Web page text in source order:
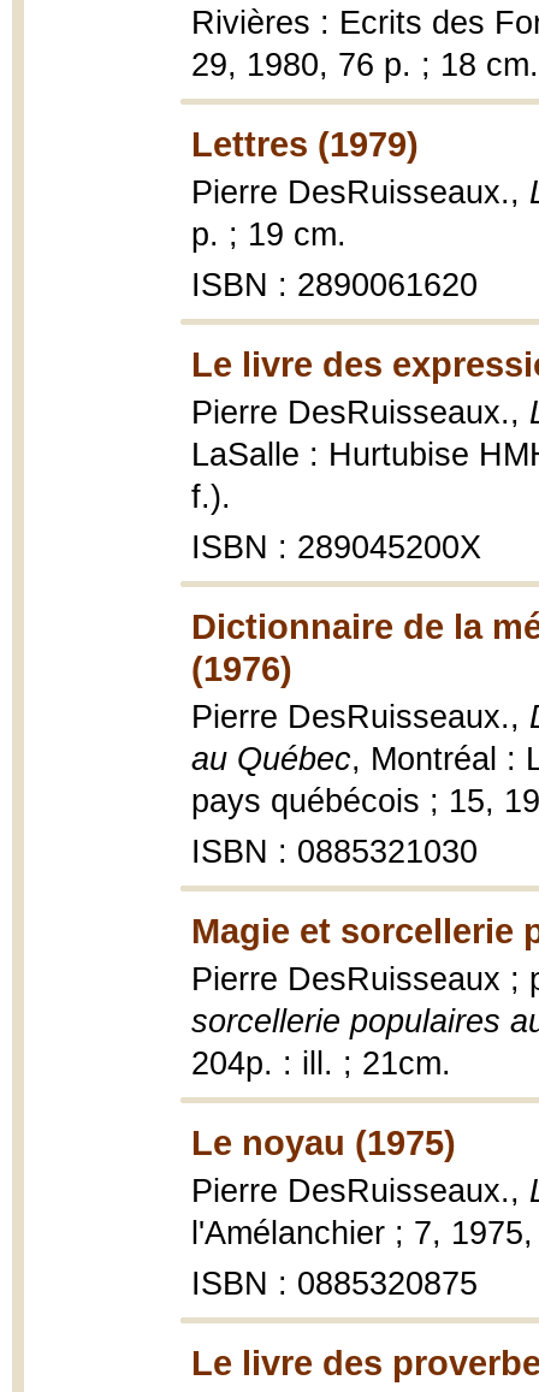
Rivières : Ecrits des
29, 1980, 76 p. ; 18 cm.
Lettres (1979)
Pierre DesRuisseaux.,
p. ; 19 cm.
ISBN : 2890061620
Le livre des
Pierre DesRuisseaux.,
LaSalle : Hurtubise
f.).
ISBN : 289045200X
Dictionnaire de la
(1976)
Pierre DesRuisseaux.,
au Québec, Montréal :
pays québécois ; 15,
ISBN : 0885321030
Magie et sorcellerie
Pierre DesRuisseaux
sorcellerie populaires
204p. : ill. ; 21cm.
Le noyau (1975)
Pierre DesRuisseaux.,
l'Amélanchier ; 7,
ISBN : 0885320875
Le livre des